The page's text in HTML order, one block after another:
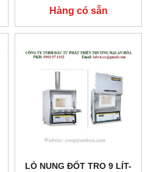
1280OC MODEL: N 11/H
Hàng có sẵn
LÒ NUNG ĐỐT TRO 9 LÍT-